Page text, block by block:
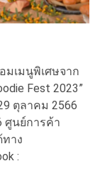
เมนูพิเศษจาก
Fest 2023”
ตุลาคม 2566
ศูนย์การค้า
ทาง
: